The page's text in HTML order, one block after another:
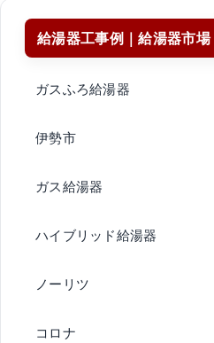
給湯器工事例｜給湯器市場
ガスふろ給湯器
伊勢市
ガス給湯器
ハイブリッド給湯器
ノーリツ
コロナ